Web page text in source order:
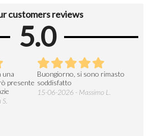
customers reviews
5.0
una
presente
Buongiorno, si sono rimasto
soddisfatto
15-06-2026 - Massimo L.